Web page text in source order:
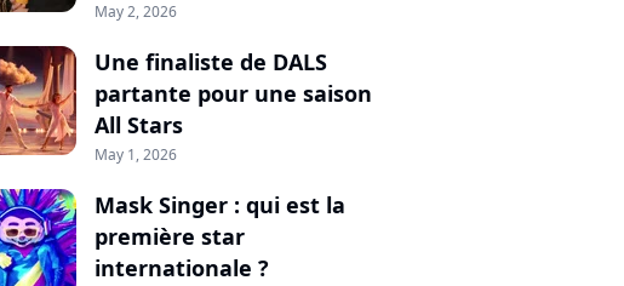
May 2, 2026
Une finaliste de DALS
partante pour une saison
All Stars
May 1, 2026
Mask Singer : qui est la
première star
internationale ?